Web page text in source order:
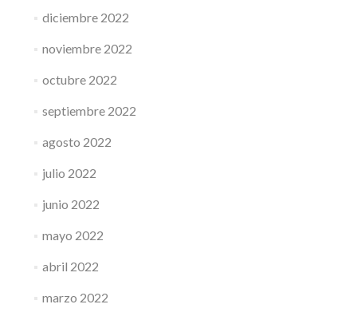
diciembre 2022
noviembre 2022
octubre 2022
septiembre 2022
agosto 2022
julio 2022
junio 2022
mayo 2022
abril 2022
marzo 2022